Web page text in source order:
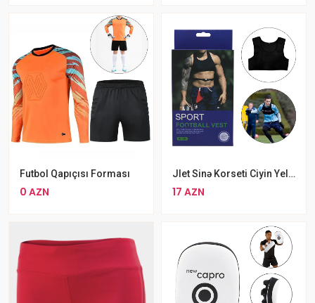
Futbol Qapıçısı Forması
0 AZN
Jlet Sinə Korseti Ciyin Yeleği Futbol Məşqi Üçün Vest 8515
17 AZN